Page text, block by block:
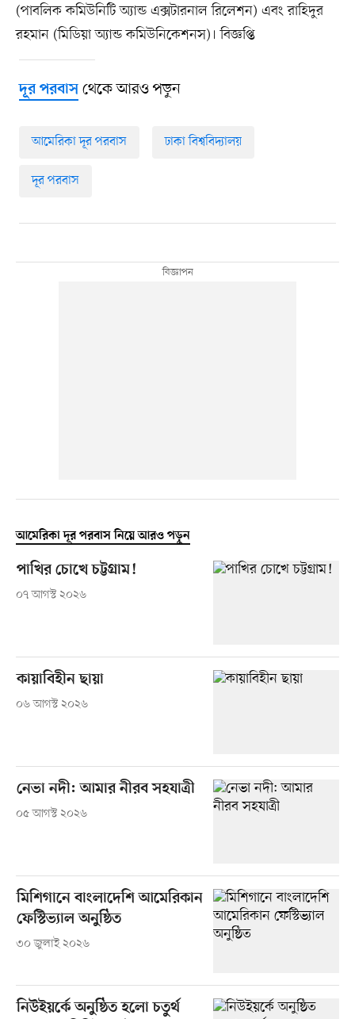
(পাবলিক কমিউনিটি অ্যান্ড এক্সটারনাল রিলেশন) এবং রাহিদুর
রহমান (মিডিয়া অ্যান্ড কমিউনিকেশনস)। বিজ্ঞপ্তি
দূর পরবাসথেকে আরও পড়ুন
আমেরিকা দূর পরবাস ঢাকা বিশ্ববিদ্যালয়
দূর পরবাস
আমেরিকা দূর পরবাস নিয়ে আরও পড়ুন
পাখির চোখে চট্টগ্রাম!
০৭ আগস্ট ২০২৬
কায়াবিহীন ছায়া
০৬ আগস্ট ২০২৬
নেভা নদী: আমার নীরব সহযাত্রী
০৫ আগস্ট ২০২৬
মিশিগানে বাংলাদেশি আমেরিকান
ফেস্টিভ্যাল অনুষ্ঠিত
৩০ জুলাই ২০২৬
নিউইয়র্কে অনুষ্ঠিত হলো চতুর্থ